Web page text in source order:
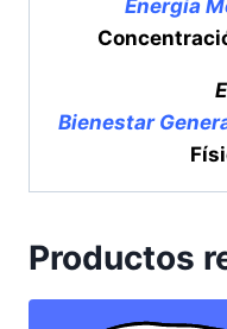
Energía
Bienestar
Productos